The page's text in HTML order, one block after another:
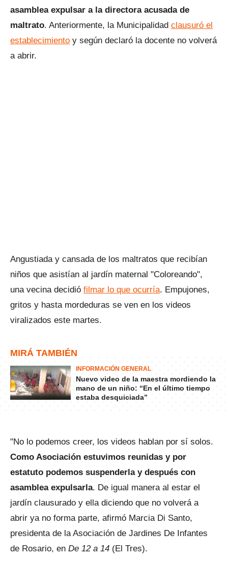
asamblea expulsar a la directora acusada de
maltrato. Anteriormente, la Municipalidad clausuró el
establecimiento y según declaró la docente no volverá
a abrir.
Angustiada y cansada de los maltratos que recibían
niños que asistían al jardín maternal "Coloreando",
una vecina decidió filmar lo que ocurría. Empujones,
gritos y hasta mordeduras se ven en los videos
viralizados este martes.
MIRÁ TAMBIÉN
INFORMACIÓN GENERAL
Nuevo video de la maestra mordiendo la
mano de un niño: “En el último tiempo
estaba desquiciada”
"No lo podemos creer, los videos hablan por sí solos.
Como Asociación estuvimos reunidas y por
estatuto podemos suspenderla y después con
asamblea expulsarla. De igual manera al estar el
jardín clausurado y ella diciendo que no volverá a
abrir ya no forma parte, afirmó Marcia Di Santo,
presidenta de la Asociación de Jardines De Infantes
de Rosario, en De 12 a 14 (El Tres).